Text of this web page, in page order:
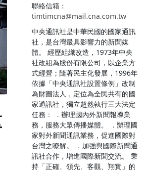
聯絡信箱：
timtimcna@mail.cna.com.tw
中央通訊社是中華民國的國家通訊
社，是台灣最具影響力的新聞媒
體。 經歷組織改造，1973年中央
社改組為股份有限公司，以企業方
式經營；隨著民主化發展，1996年
依據「中央通訊社設置條例」改制
為財團法人，定位為全民共有的國
家通訊社，獨立超然執行三大法定
任務： ．辦理國內外新聞報導業
務，服務大眾傳播媒體。 ．辦理國
家對外新聞通訊業務，促進國際對
台灣之瞭解。 ．加強與國際新聞通
訊社合作，增進國際新聞交流。 秉
持「正確、領先、客觀、翔實」的